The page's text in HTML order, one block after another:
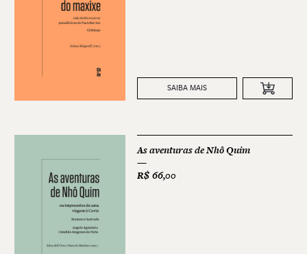
SAIBA MAIS
As aventuras de Nhô Quim
R$ 66,00